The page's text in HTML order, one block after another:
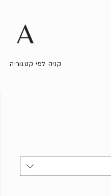
קניה לפי קטגוריה